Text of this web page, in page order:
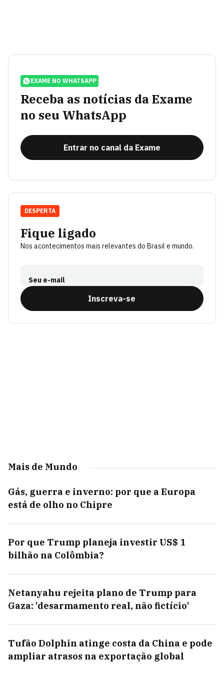
EXAME NO WHATSAPP
Receba as notícias da Exame
no seu WhatsApp
Entrar no canal da Exame
Fique ligado
Nos acontecimentos mais relevantes do Brasil e mundo.
Seu e-mail
Inscreva-se
DESPERTA
Mais de Mundo
Gás, guerra e inverno: por que a Europa
está de olho no Chipre
Por que Trump planeja investir US$ 1
bilhão na Colômbia?
Netanyahu rejeita plano de Trump para
Gaza: 'desarmamento real, não fictício'
Tufão Dolphin atinge costa da China e pode
ampliar atrasos na exportação global